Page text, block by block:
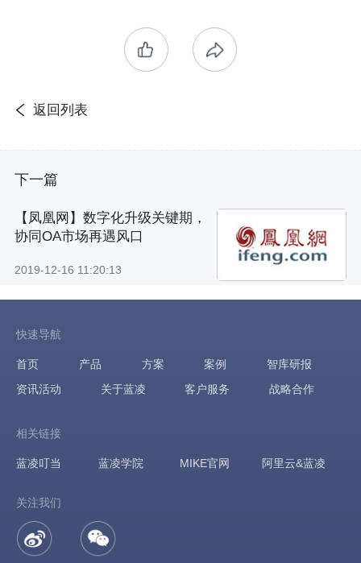
返回列表
下一篇
【凤凰网】数字化升级关键期，
协同OA市场再遇风口
2019-12-16 11:20:13
快速导航
首页 产品 方案 案例
智库研报
资讯活动
关于蓝凌 客户服务 战略合作
相关链接
蓝凌叮当 蓝凌学院 MIKE官网 阿里云&蓝凌
关注我们